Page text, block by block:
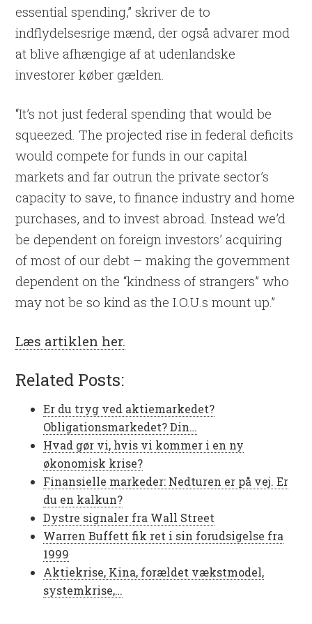
essential spending,” skriver de to
indflydelsesrige mænd, der også advarer mod
at blive afhængige af at udenlandske
investorer køber gælden.
“It’s not just federal spending that would be
squeezed. The projected rise in federal deficits
would compete for funds in our capital
markets and far outrun the private sector’s
capacity to save, to finance industry and home
purchases, and to invest abroad. Instead we’d
be dependent on foreign investors’ acquiring
of most of our debt – making the government
dependent on the “kindness of strangers” who
may not be so kind as the I.O.U.s mount up.”
Læs artiklen her.
Related Posts:
Er du tryg ved aktiemarkedet?
Obligationsmarkedet? Din…
Hvad gør vi, hvis vi kommer i en ny
økonomisk krise?
Finansielle markeder: Nedturen er på vej. Er
du en kalkun?
Dystre signaler fra Wall Street
Warren Buffett fik ret i sin forudsigelse fra
1999
Aktiekrise, Kina, forældet vækstmodel,
systemkrise,…